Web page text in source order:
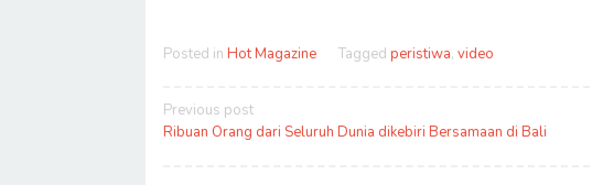
Posted in Hot Magazine Tagged peristiwa, video
Post
navigation
Previous post
Ribuan Orang dari Seluruh Dunia dikebiri Bersamaan di Bali